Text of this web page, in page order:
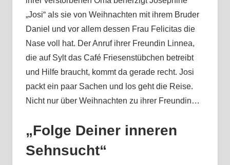
„Josi“ als sie von Weihnachten mit ihrem Bruder
Daniel und vor allem dessen Frau Felicitas die
Nase voll hat. Der Anruf ihrer Freundin Linnea,
die auf Sylt das Café Friesenstübchen betreibt
und Hilfe braucht, kommt da gerade recht. Josi
packt ein paar Sachen und los geht die Reise.
Nicht nur über Weihnachten zu ihrer Freundin…
„Folge Deiner inneren
Sehnsucht“